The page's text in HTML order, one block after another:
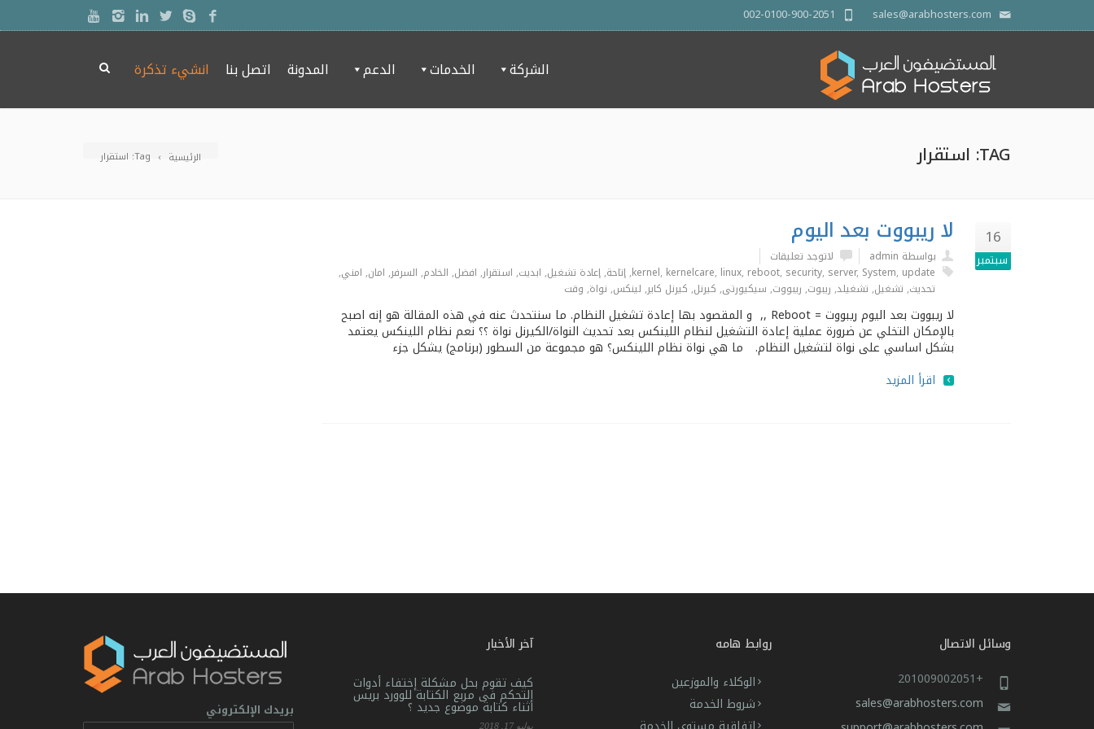
sales@arabhosters.com
002-0100-900-2051
الشركة الخدمات الدعم المدونة اتصل بنا انشيء تذكرة
الرئيسية Tag: استقرار TAG: استقرار
16
سبتمبر
لا ريبووت بعد اليوم
بواسطة admin
لاتوجد تعليقات
kernel, kernelcare, linux, reboot, security, server, System, update
,إتاحة,إعادة تشغيل, ابديت, استقرار, افضل, الخادم, السرفر, امان, امني,
تحديث, تشغيل, تشغيلد, ريبوت, ريبووت, سيكيورتى, كيرنل, كيرنل كاير, لينكس, نواة, وقت
لا ريبووت بعد اليوم ريبووت = Reboot ,, و المقصود بها إعادة تشغيل النظام. ما سنتحدث عنه في هذه المقالة هو إنه اصبح
بالإمكان التخلي عن ضرورة عملية إعادة التشغيل لنظام اللينكس بعد تحديث النواة/الكيرنل نواة ؟؟ نعم نظام اللينكس يعتمد
بشكل اساسي على نواة لتشغيل النظام. ما هي نواة نظام اللينكس؟ هو مجموعة من السطور (برنامج) يشكل جزء
اقرأ المزيد
وسائل الاتصال
+201009002051
sales@arabhosters.com
روابط هامه
الوكلاء والموزعين
شروط الخدمة
آخر الأخبار
كيف تقوم بحل مشكلة إختفاء أدوات
التحكم فى مربع الكتابة للوورد بريس
أثناء كتابة موضوع جديد ؟
يوليو 17, 2018
بريدك الإلكتروني